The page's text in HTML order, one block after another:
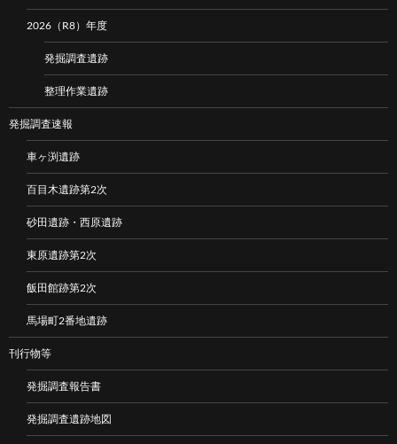
2026（R8）年度
発掘調査遺跡
整理作業遺跡
発掘調査速報
車ヶ渕遺跡
百目木遺跡第2次
砂田遺跡・西原遺跡
東原遺跡第2次
飯田館跡第2次
馬場町2番地遺跡
刊行物等
発掘調査報告書
発掘調査遺跡地図